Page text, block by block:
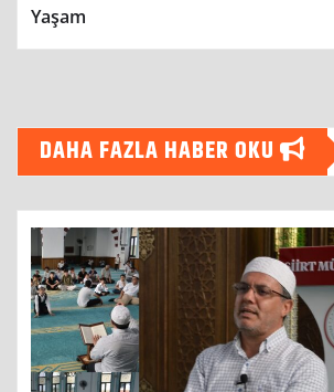
Yaşam
DAHA FAZLA HABER OKU